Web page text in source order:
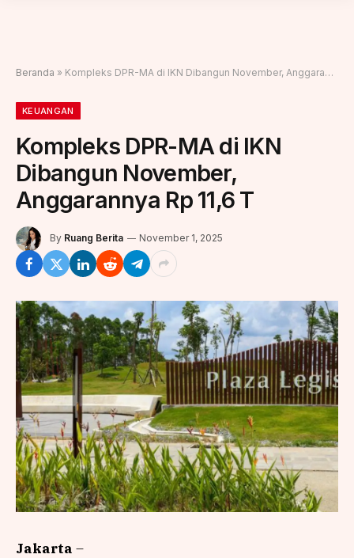
Beranda » Kompleks DPR-MA di IKN Dibangun November, Anggarannya Rp 11,6 T
KEUANGAN
Kompleks DPR-MA di IKN
Dibangun November,
Anggarannya Rp 11,6 T
By Ruang Berita November 1, 2025
Jakarta –